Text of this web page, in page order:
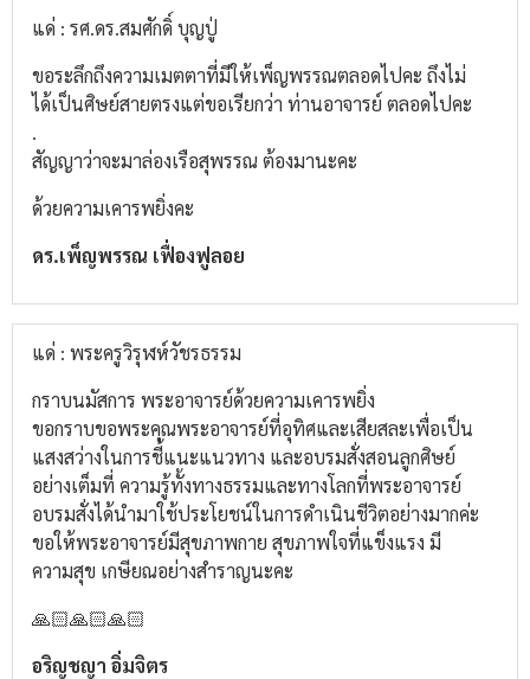
แด่ : รศ.ดร.สมศักดิ์ บุญปู่
ขอระลึกถึงความเมตตาที่มีให้เพ็ญพรรณตลอดไปคะ ถึงไม่
ได้เป็นศิษย์สายตรงแต่ขอเรียกว่า ท่านอาจารย์ ตลอดไปคะ
.
สัญญาว่าจะมาล่องเรือสุพรรณ ต้องมานะคะ
ด้วยความเคารพยิ่งคะ
ดร.เพ็ญพรรณ เฟื่องฟูลอย
แด่ : พระครูวิรุฬห์วัชรธรรม
กราบนมัสการ พระอาจารย์ด้วยความเคารพยิ่ง
ขอกราบขอพระคุณพระอาจารย์ที่อุทิศและเสียสละเพื่อเป็น
แสงสว่างในการชี้แนะแนวทาง และอบรมสั่งสอนลูกศิษย์
อย่างเต็มที่ ความรู้ทั้งทางธรรมและทางโลกที่พระอาจารย์
อบรมสั่งได้นำมาใช้ประโยชน์ในการดำเนินชีวิตอย่างมากค่ะ
ขอให้พระอาจารย์มีสุขภาพกาย สุขภาพใจที่แข็งแรง มี
ความสุข เกษียณอย่างสำราญนะคะ
🙏🏻🙏🏻🙏🏻
อริญชญา อิ่มจิตร